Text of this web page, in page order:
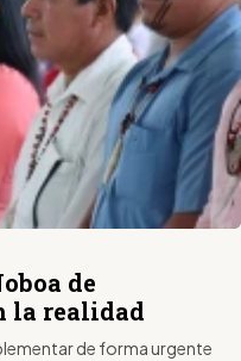
de
la realidad
de forma urgente